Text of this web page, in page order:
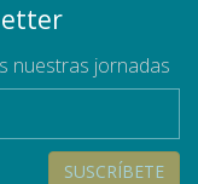
nuestras jornadas
SUSCRÍBETE